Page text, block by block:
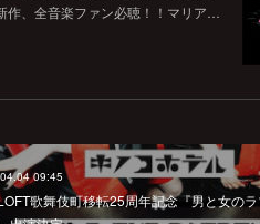
作、全音楽ファン必聴！！マリア…
09:45
歌舞伎町移転25周年記念『男と女の